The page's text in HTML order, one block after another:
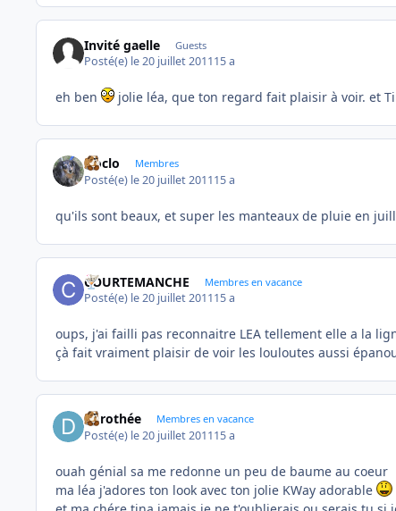
Invité gaelle Guests
Posté(e) le 20 juillet 201115 a
eh ben jolie léa, que ton regard fait plaisir à voir. et
cloclo Membres
Posté(e) le 20 juillet 201115 a
qu'ils sont beaux, et super les manteaux de pluie en
COURTEMANCHE Membres en vacance
Posté(e) le 20 juillet 201115 a
oups, j'ai failli pas reconnaitre LEA tellement elle a la
çà fait vraiment plaisir de voir les louloutes aussi
dorothée Membres en vacance
Posté(e) le 20 juillet 201115 a
ouah génial sa me redonne un peu de baume au coeur
ma léa j'adores ton look avec ton jolie KWay adorable